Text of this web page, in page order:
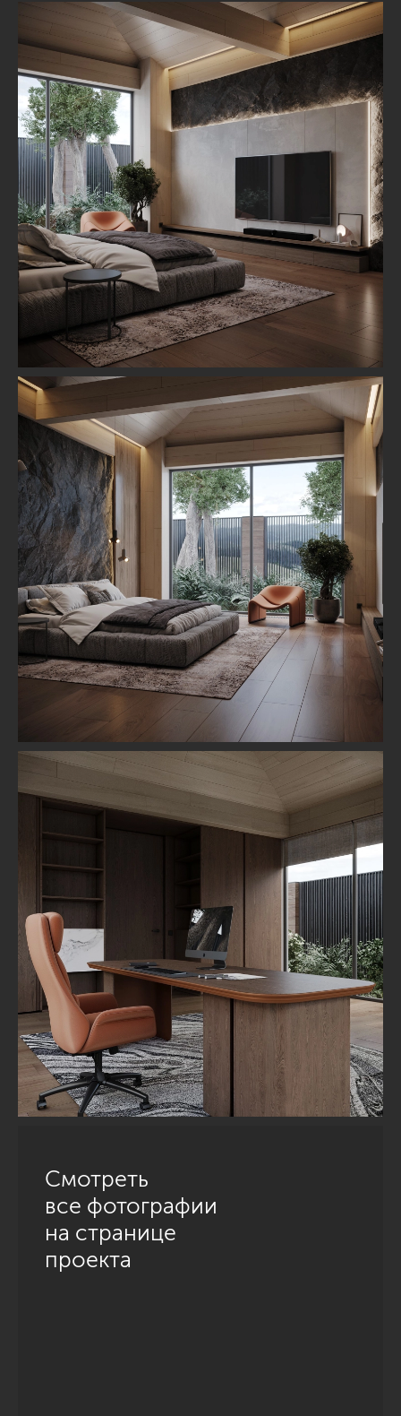
Смотреть
все фотографии
на странице
проекта